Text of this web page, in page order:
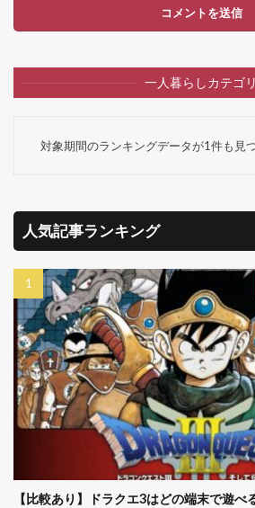
一人暮らしカテゴリ
対象期間のランキングデータが1件も見
人気記事ランキング
【比較あり】ドラクエ3はどの端末で遊べ